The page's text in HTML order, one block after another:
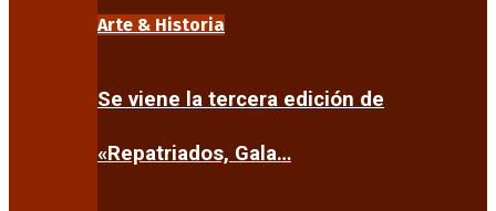
Arte & Historia
Se viene la tercera edición de
«Repatriados, Gala…